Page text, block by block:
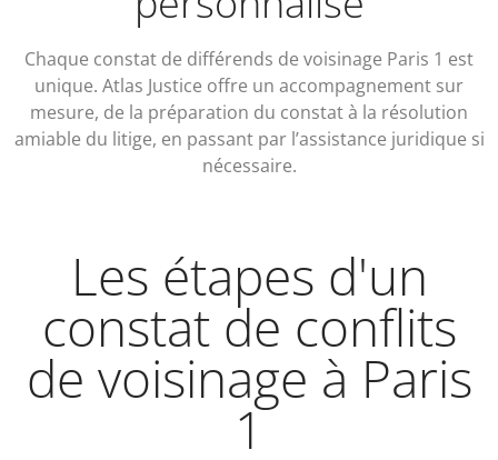
Chaque constat de différends de voisinage Paris 1 est
unique. Atlas Justice offre un accompagnement sur
mesure, de la préparation du constat à la résolution
amiable du litige, en passant par l’assistance juridique si
nécessaire.
Les étapes d'un
constat de conflits
de voisinage à Paris
1